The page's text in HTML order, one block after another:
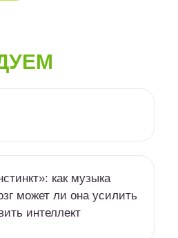
как музыка
может ли она усилить
интеллект